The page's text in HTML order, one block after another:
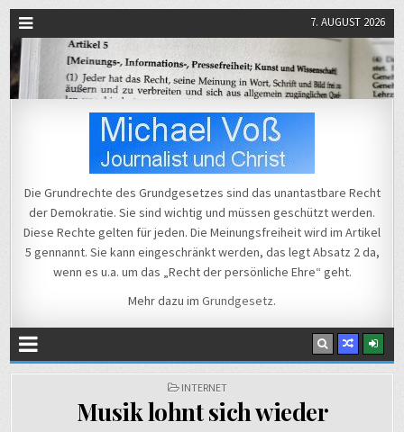
7. AUGUST 2026
Michael Voß
Die Grundrechte des Grundgesetzes sind das unantastbare Recht
der Demokratie. Sie sind wichtig und müssen geschützt werden.
Diese Rechte gelten für jeden. Die Meinungsfreiheit wird im Artikel
5 gennannt. Sie kann eingeschränkt werden, das legt Absatz 2 da,
wenn es u.a. um das „Recht der persönliche Ehre“ geht.
Mehr dazu im Grundgesetz.
POSTED
INTERNET
Musik lohnt sich wieder